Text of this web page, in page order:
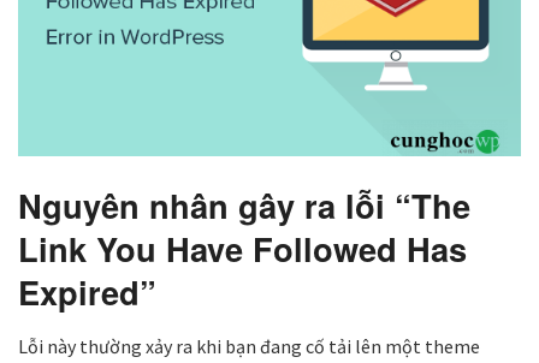
Nguyên nhân gây ra lỗi “The
Link You Have Followed Has
Expired”
Lỗi này thường xảy ra khi bạn đang cố tải lên một theme